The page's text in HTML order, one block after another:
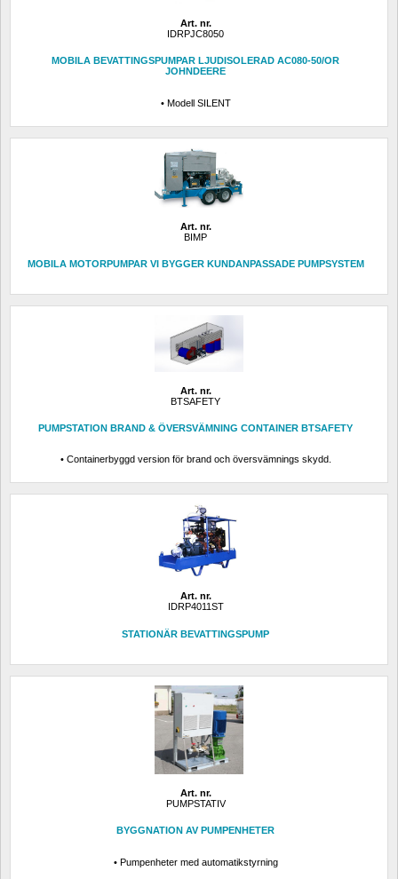
Art. nr.
IDRPJC8050
MOBILA BEVATTINGSPUMPAR LJUDISOLERAD AC080-50/OR
JOHNDEERE
• Modell SILENT
Art. nr.
BIMP
MOBILA MOTORPUMPAR VI BYGGER KUNDANPASSADE PUMPSYSTEM
Art. nr.
BTSAFETY
PUMPSTATION BRAND & ÖVERSVÄMNING CONTAINER BTSAFETY
• Containerbyggd version för brand och översvämnings skydd.
Art. nr.
IDRP4011ST
STATIONÄR BEVATTINGSPUMP
Art. nr.
PUMPSTATIV
BYGGNATION AV PUMPENHETER
• Pumpenheter med automatikstyrning